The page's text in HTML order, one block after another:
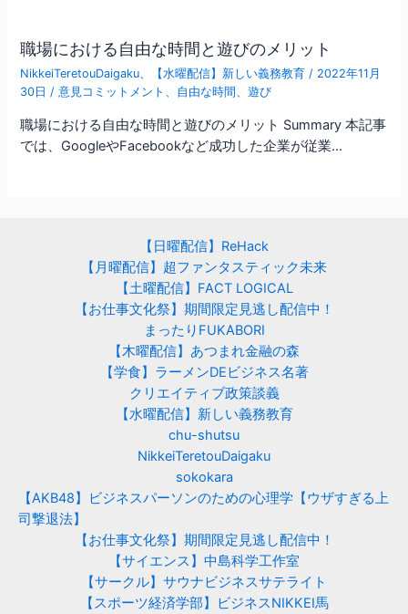
職場における自由な時間と遊びのメリット
NikkeiTeretouDaigaku、 【水曜配信】新しい義務教育 / 2022年11月
30日 /意見コミットメント 、 自由な時間 、遊び
職場における自由な時間と遊びのメリット Summary 本記事
では、GoogleやFacebookなど成功した企業が従業…
【日曜配信】ReHack
【月曜配信】超ファンタスティック未来
【土曜配信】FACT LOGICAL
【お仕事文化祭】期間限定見逃し配信中！
まったりFUKABORI
【木曜配信】あつまれ金融の森
【学食】ラーメンDEビジネス名著
クリエイティブ政策談義
【水曜配信】新しい義務教育
chu-shutsu
NikkeiTeretouDaigaku
sokokara
【AKB48】ビジネスパーソンのための心理学【ウザすぎる上
司撃退法】
【お仕事文化祭】期間限定見逃し配信中！
【サイエンス】中島科学工作室
【サークル】サウナビジネスサテライト
【スポーツ経済学部】ビジネスNIKKEI馬